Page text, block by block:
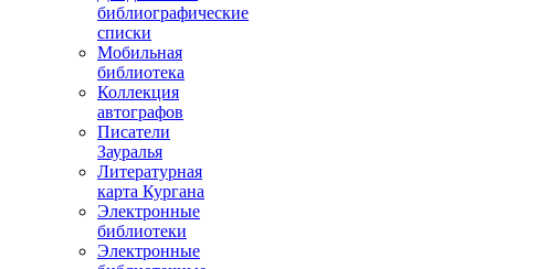
библиографические
списки
Мобильная
библиотека
Коллекция
автографов
Писатели
Зауралья
Литературная
карта Кургана
Электронные
библиотеки
Электронные